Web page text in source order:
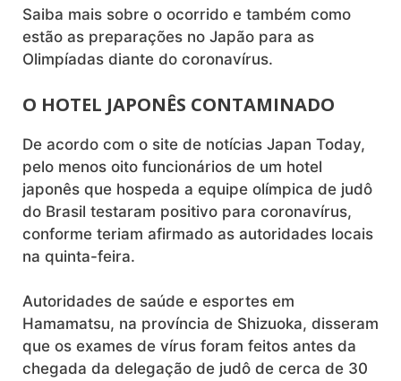
Saiba mais sobre o ocorrido e também como
estão as preparações no Japão para as
Olimpíadas diante do coronavírus.
O HOTEL JAPONÊS CONTAMINADO
De acordo com o site de notícias Japan Today,
pelo menos oito funcionários de um hotel
japonês que hospeda a equipe olímpica de judô
do Brasil testaram positivo para coronavírus,
conforme teriam afirmado as autoridades locais
na quinta-feira.
Autoridades de saúde e esportes em
Hamamatsu, na província de Shizuoka, disseram
que os exames de vírus foram feitos antes da
chegada da delegação de judô de cerca de 30